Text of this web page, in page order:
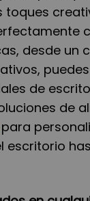
toques
desde un
de
de
para
escritorio